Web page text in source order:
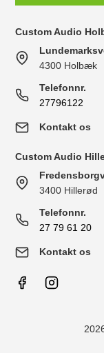
Custom Audio
4300 Holbæk
Telefonnr.
27796122
Kontakt os
Custom Audio
3400 Hillerød
Telefonnr.
27 79 61 20
Kontakt os